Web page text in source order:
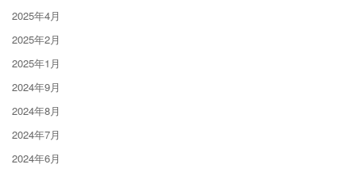
2025年4月
2025年2月
2025年1月
2024年9月
2024年8月
2024年7月
2024年6月